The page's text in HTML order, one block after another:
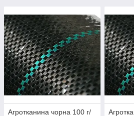
Агротканина чорна 100 г/